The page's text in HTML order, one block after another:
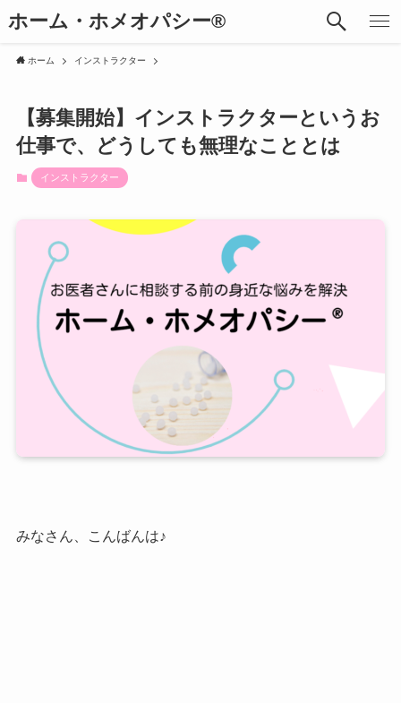
ホーム・ホメオパシー®︎
ホーム インストラクター
【募集開始】インストラクターというお
仕事で、どうしても無理なこととは
インストラクター
みなさん、こんばんは♪